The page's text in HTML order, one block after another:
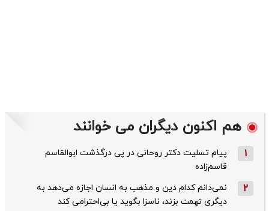
هم اکنون دیگران می خوانند
1
پیام تسلیت دکتر روحانی در پی درگذشت ابوالقاسم
قاسم‌زاده
2
نمی‌دانم کدام دین و مذهب به انسان اجازه می‌دهد به
دیگری تهمت بزند، ناسزا بگوید یا بی‌احترامی کند